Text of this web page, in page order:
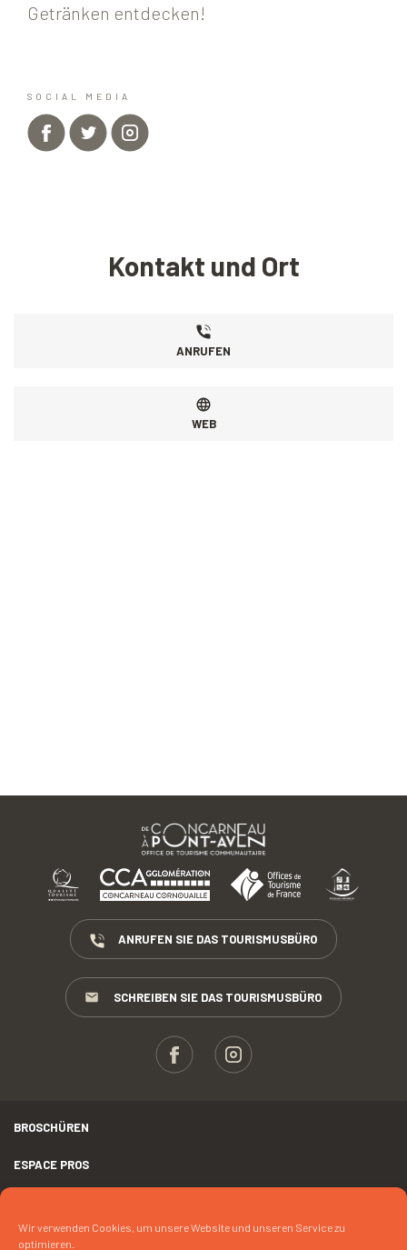
Wir verwenden Cookies, um unsere Website und unseren Service zu
optimieren.
Getränken entdecken!
SOCIAL MEDIA
Kontakt und Ort
ANRUFEN
WEB
ANRUFEN SIE DAS TOURISMUSBÜRO
SCHREIBEN SIE DAS TOURISMUSBÜRO
BROSCHÜREN
ESPACE PROS
RECHTLICHER HINWEIS